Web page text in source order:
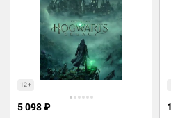
12+
5 098 ₽